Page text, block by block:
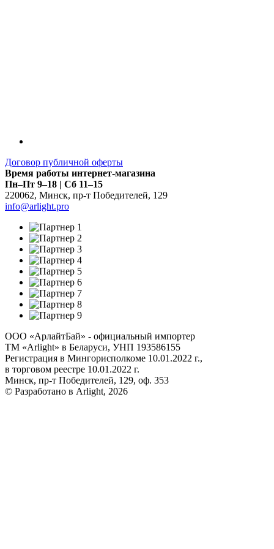
Договор публичной оферты
Время работы интернет-магазина
Пн–Пт 9–18 | Сб 11–15
220062, Минск, пр-т Победителей, 129
info@arlight.pro
ООО «АрлайтБай» - официальный импортер
ТМ «Arlight» в Беларуси, УНП 193586155
Регистрация в Мингорисполкоме 10.01.2022 г.,
в торговом реестре 10.01.2022 г.
Минск, пр-т Победителей, 129, оф. 353
© Разработано в Arlight, 2026